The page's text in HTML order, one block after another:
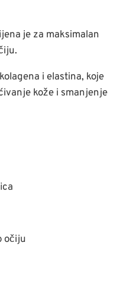
je za maksimalan
i elastina, koje
kože i smanjenje
očiju